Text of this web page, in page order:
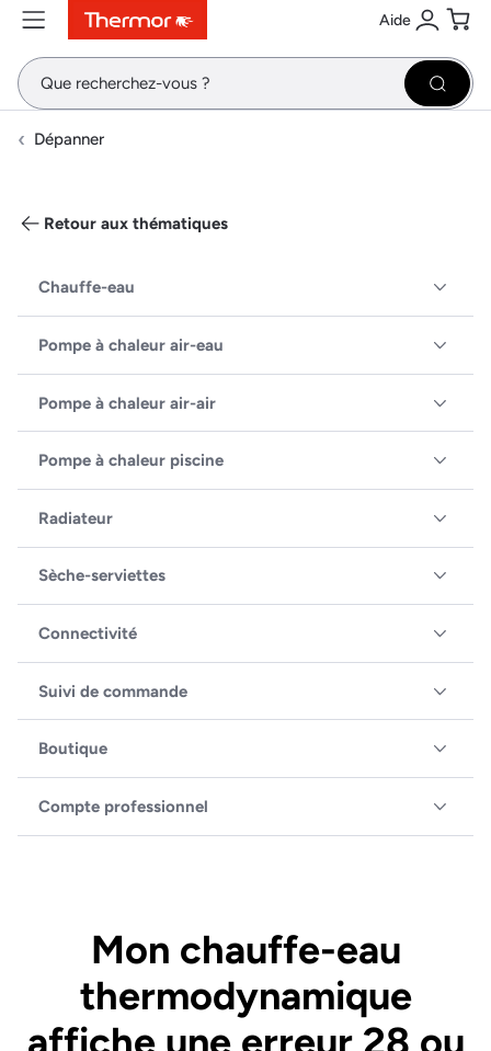
ContenuMenuRecherche Aide
Se
Dépanner
Retour aux thématiques
Chauffe-eau
Pompe à chaleur air-eau
Pompe à chaleur air-air
Pompe à chaleur piscine
Radiateur
Sèche-serviettes
Connectivité
Suivi de commande
Boutique
Compte professionnel
Mon chauffe-eau
thermodynamique
affiche une erreur 28 ou